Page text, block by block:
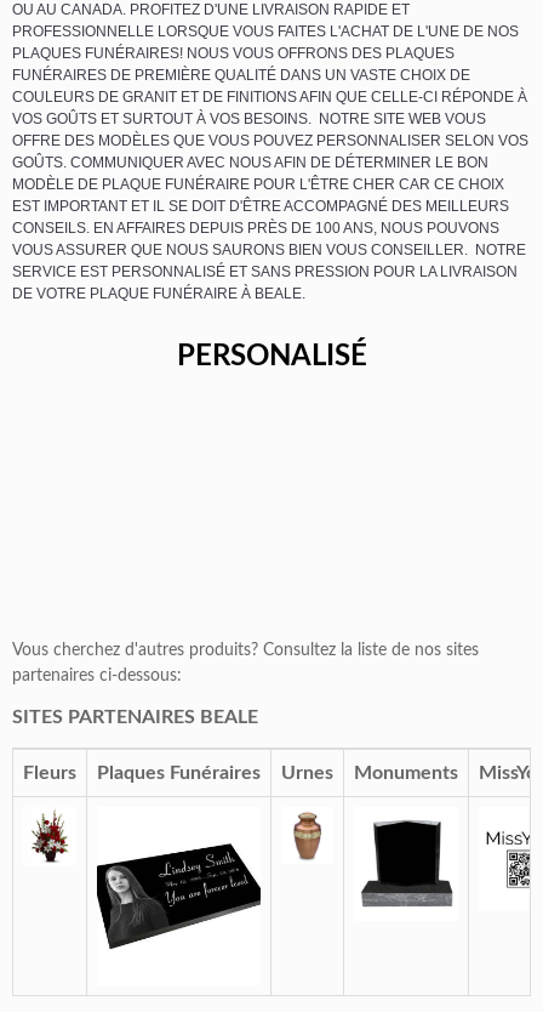
OU AU CANADA. PROFITEZ D'UNE LIVRAISON RAPIDE ET
PROFESSIONNELLE LORSQUE VOUS FAITES L'ACHAT DE L'UNE DE NOS
PLAQUES FUNÉRAIRES! NOUS VOUS OFFRONS DES PLAQUES
FUNÉRAIRES DE PREMIÈRE QUALITÉ DANS UN VASTE CHOIX DE
COULEURS DE GRANIT ET DE FINITIONS AFIN QUE CELLE-CI RÉPONDE À
VOS GOÛTS ET SURTOUT À VOS BESOINS. NOTRE SITE WEB VOUS
OFFRE DES MODÈLES QUE VOUS POUVEZ PERSONNALISER SELON VOS
GOÛTS. COMMUNIQUER AVEC NOUS AFIN DE DÉTERMINER LE BON
MODÈLE DE PLAQUE FUNÉRAIRE POUR L'ÊTRE CHER CAR CE CHOIX
EST IMPORTANT ET IL SE DOIT D'ÊTRE ACCOMPAGNÉ DES MEILLEURS
CONSEILS. EN AFFAIRES DEPUIS PRÈS DE 100 ANS, NOUS POUVONS
VOUS ASSURER QUE NOUS SAURONS BIEN VOUS CONSEILLER. NOTRE
SERVICE EST PERSONNALISÉ ET SANS PRESSION POUR LA LIVRAISON
DE VOTRE PLAQUE FUNÉRAIRE À BEALE.
PERSONALISÉ
Vous cherchez d'autres produits? Consultez la liste de nos sites
partenaires ci-dessous:
SITES PARTENAIRES BEALE
Fleurs Plaques Funéraires Urnes Monuments